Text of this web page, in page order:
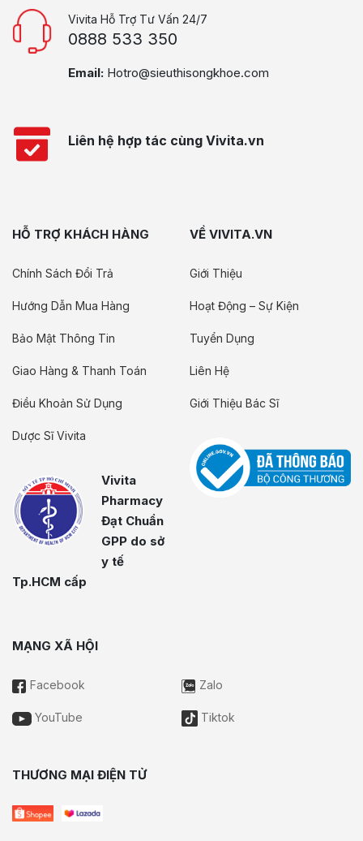
Vivita Hỗ Trợ Tư Vấn 24/7
0888 533 350
Email: Hotro@sieuthisongkhoe.com
Liên hệ hợp tác cùng Vivita.vn
HỖ TRỢ KHÁCH HÀNG
Chính Sách Đổi Trả
Hướng Dẫn Mua Hàng
Bảo Mật Thông Tin
Giao Hàng & Thanh Toán
Điều Khoản Sử Dụng
Dược Sĩ Vivita
Vivita
Pharmacy
Đạt Chuẩn
GPP do sở
y tế
Tp.HCM cấp
VỀ VIVITA.VN
Giới Thiệu
Hoạt Động – Sự Kiện
Tuyển Dụng
Liên Hệ
Giới Thiệu Bác Sĩ
MẠNG XÃ HỘI
Facebook Zalo
YouTube Tiktok
THƯƠNG MẠI ĐIỆN TỬ